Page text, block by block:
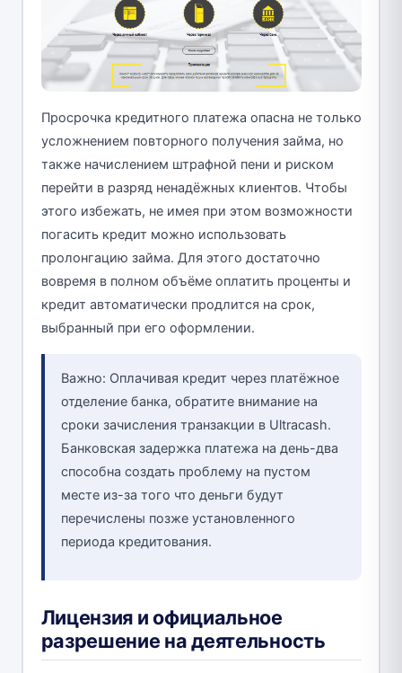
Просрочка кредитного платежа опасна не только
усложнением повторного получения займа, но
также начислением штрафной пени и риском
перейти в разряд ненадёжных клиентов. Чтобы
этого избежать, не имея при этом возможности
погасить кредит можно использовать
пролонгацию займа. Для этого достаточно
вовремя в полном объёме оплатить проценты и
кредит автоматически продлится на срок,
выбранный при его оформлении.
Важно: Оплачивая кредит через платёжное
отделение банка, обратите внимание на
сроки зачисления транзакции в Ultracash.
Банковская задержка платежа на день-два
способна создать проблему на пустом
месте из-за того что деньги будут
перечислены позже установленного
периода кредитования.
Лицензия и официальное
разрешение на деятельность